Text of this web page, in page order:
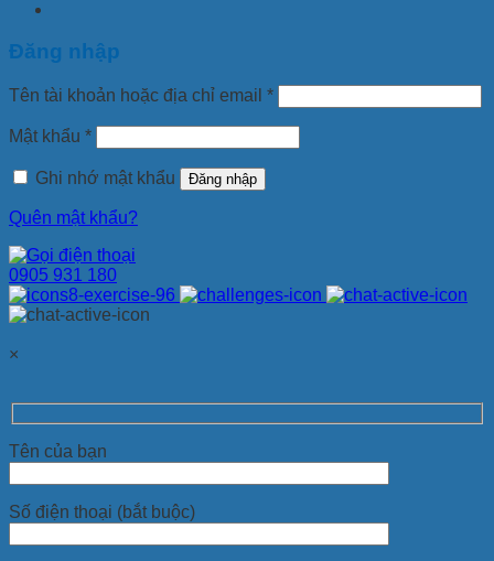
Đăng nhập
Tên tài khoản hoặc địa chỉ email *
Mật khẩu *
Ghi nhớ mật khẩu Đăng nhập
Quên mật khẩu?
0905 931 180
×
Tên của bạn
Số điện thoại (bắt buộc)